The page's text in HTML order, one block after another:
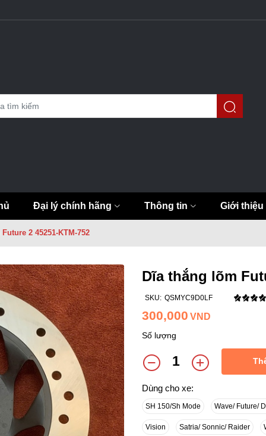
Đại lý chính hãng Thông tin Giới thiệu
2 45251-KTM-752
Dĩa thắng lõm
SKU: QSMYC9D0LF
300,000 VND
Số lượng
Dùng cho xe:
SH 150/Sh Mode Wave/ Future/
Vision Satria/ Sonnic/ Raider